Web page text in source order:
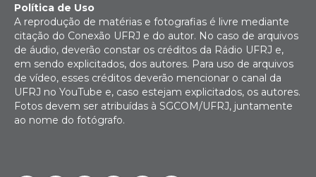
Política de Uso
A reprodução de matérias e fotografias é livre mediante
citação do Conexão UFRJ e do autor. No caso de arquivos
de áudio, deverão constar os créditos da Rádio UFRJ e,
em sendo explicitados, dos autores. Para uso de arquivos
de vídeo, esses créditos deverão mencionar o canal da
UFRJ no YouTube e, caso estejam explicitados, os autores.
Fotos devem ser atribuídas à SGCOM/UFRJ, juntamente
ao nome do fotógrafo.